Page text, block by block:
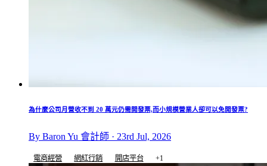
為什麼公司月營收不到 20 萬元仍需開發票,而小規模營業人卻可以免開發票?
By Baron Yu 會計師 · 23rd Jul, 2026
電商經營 網紅行銷 開店平台 +1